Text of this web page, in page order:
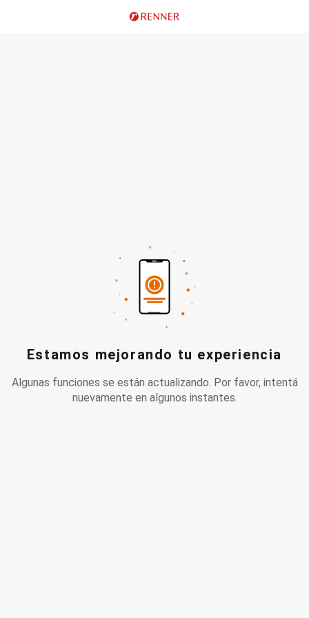
Estamos mejorando tu experiencia
Algunas funciones se están actualizando. Por favor, intentá
nuevamente en algunos instantes.